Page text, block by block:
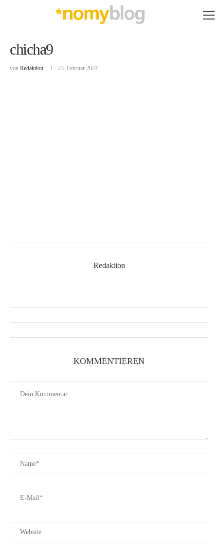
chicha9
von Redaktion 23. Februar 2024
Redaktion
KOMMENTIEREN